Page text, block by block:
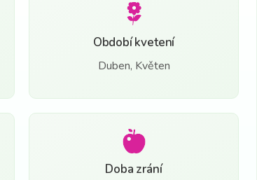
Období kvetení
Duben, Květen
Doba zrání